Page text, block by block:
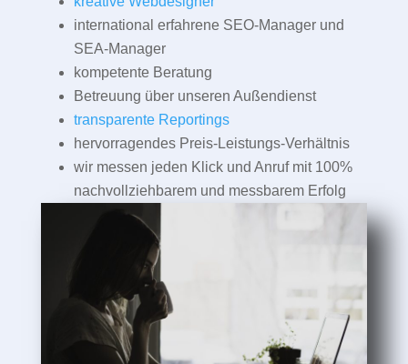
international erfahrene SEO-Manager und
SEA-Manager
kompetente Beratung
Betreuung über unseren Außendienst
transparente Reportings
hervorragendes Preis-Leistungs-Verhältnis
wir messen jeden Klick und Anruf mit 100%
nachvollziehbarem und messbarem Erfolg